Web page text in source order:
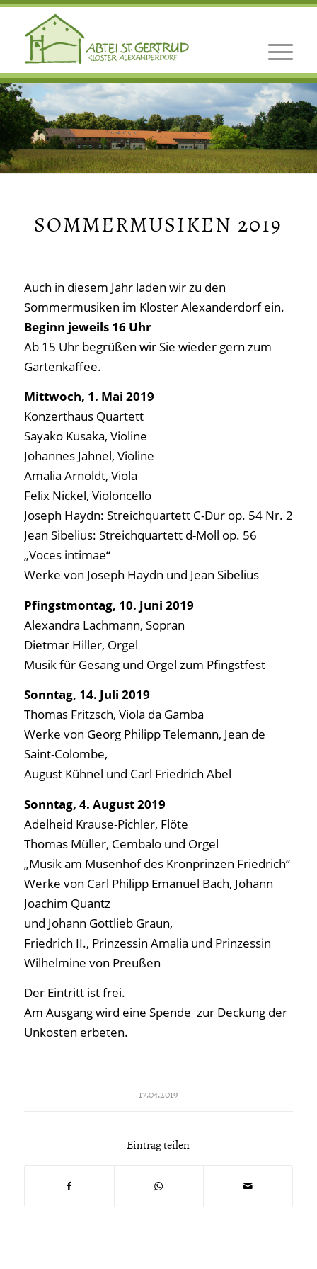
SOMMERMUSIKEN 2019
Auch in diesem Jahr laden wir zu den
Sommermusiken im Kloster Alexanderdorf ein.
Beginn jeweils 16 Uhr
Ab 15 Uhr begrüßen wir Sie wieder gern zum
Gartenkaffee.
Mittwoch, 1. Mai 2019
Konzerthaus Quartett
Sayako Kusaka, Violine
Johannes Jahnel, Violine
Amalia Arnoldt, Viola
Felix Nickel, Violoncello
Joseph Haydn: Streichquartett C-Dur op. 54 Nr. 2
Jean Sibelius: Streichquartett d-Moll op. 56
„Voces intimae“
Werke von Joseph Haydn und Jean Sibelius
Pfingstmontag, 10. Juni 2019
Alexandra Lachmann, Sopran
Dietmar Hiller, Orgel
Musik für Gesang und Orgel zum Pfingstfest
Sonntag, 14. Juli 2019
Thomas Fritzsch, Viola da Gamba
Werke von Georg Philipp Telemann, Jean de
Saint-Colombe,
August Kühnel und Carl Friedrich Abel
Sonntag, 4. August 2019
Adelheid Krause-Pichler, Flöte
Thomas Müller, Cembalo und Orgel
„Musik am Musenhof des Kronprinzen Friedrich“
Werke von Carl Philipp Emanuel Bach, Johann
Joachim Quantz
und Johann Gottlieb Graun,
Friedrich II., Prinzessin Amalia und Prinzessin
Wilhelmine von Preußen
Der Eintritt ist frei.
Am Ausgang wird eine Spende zur Deckung der
Unkosten erbeten.
17.04.2019
Eintrag teilen